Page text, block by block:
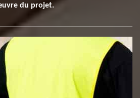
du projet.